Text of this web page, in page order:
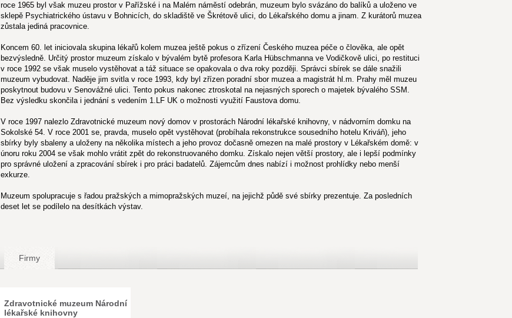
roce 1965 byl však muzeu prostor v Pařížské i na Malém náměstí odebrán, muzeum bylo svázáno do balíků a uloženo ve
sklepě Psychiatrického ústavu v Bohnicích, do skladiště ve Škrétově ulici, do Lékařského domu a jinam. Z kurátorů muzea
zůstala jediná pracovnice.
Koncem 60. let iniciovala skupina lékařů kolem muzea ještě pokus o zřízení Českého muzea péče o člověka, ale opět
bezvýsledně. Určitý prostor muzeum získalo v bývalém bytě profesora Karla Hübschmanna ve Vodičkově ulici, po restituci
v roce 1992 se však muselo vystěhovat a táž situace se opakovala o dva roky později. Správci sbírek se dále snažili
muzeum vybudovat. Naděje jim svitla v roce 1993, kdy byl zřízen poradní sbor muzea a magistrát hl.m. Prahy měl muzeu
poskytnout budovu v Senovážné ulici. Tento pokus nakonec ztroskotal na nejasných sporech o majetek bývalého SSM.
Bez výsledku skončila i jednání s vedením 1.LF UK o možnosti využití Faustova domu.
V roce 1997 nalezlo Zdravotnické muzeum nový domov v prostorách Národní lékařské knihovny, v nádvorním domku na
Sokolské 54. V roce 2001 se, pravda, muselo opět vystěhovat (probíhala rekonstrukce sousedního hotelu Kriváň), jeho
sbírky byly sbaleny a uloženy na několika místech a jeho provoz dočasně omezen na malé prostory v Lékařském domě: v
únoru roku 2004 se však mohlo vrátit zpět do rekonstruovaného domku. Získalo nejen větší prostory, ale i lepší podmínky
pro správné uložení a zpracování sbírek i pro práci badatelů. Zájemcům dnes nabízí i možnost prohlídky nebo menší
exkurze.
Muzeum spolupracuje s řadou pražských a mimopražských muzeí, na jejichž půdě své sbírky prezentuje. Za posledních
deset let se podílelo na desítkách výstav.
Firmy
Zdravotnické muzeum Národní
lékařské knihovny